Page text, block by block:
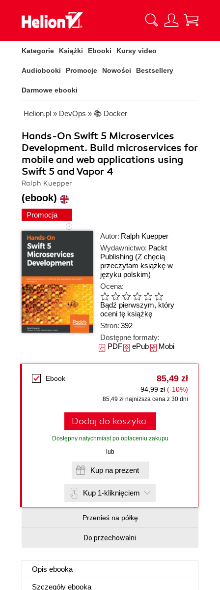
Kategorie Książki Ebooki Kursy video
Audiobooki Promocje Nowości Bestsellery
Darmowe ebooki
Helion.pl » DevOps » 📚 Docker
Hands-On Swift 5 Microservices
Development. Build microservices for
mobile and web applications using
Swift 5 and Vapor 4
Ralph Kuepper
(ebook)
Promocja
Autor: Ralph Kuepper
Wydawnictwo: Packt
Publishing (Z chęcią
przeczytam książkę w
języku polskim)
Ocena:
Bądź pierwszym, który
oceni tę książkę
Stron: 392
Dostępne formaty:
PDFePubMobi
Ebook 85,49 zł
94,99 zł (-10%)
85,49 zł najniższa cena z 30 dni
Dodaj do koszyka
Dostępny natychmiast po opłaceniu zakupu
lub
Kup na prezent
Kup 1-kliknięciem
Przenieś na półkę
Do przechowalni
Opis ebooka
Szczegóły ebooka